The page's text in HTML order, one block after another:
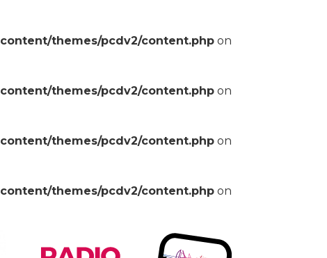
themes/pcdv2/content.php on
themes/pcdv2/content.php on
themes/pcdv2/content.php on
themes/pcdv2/content.php on